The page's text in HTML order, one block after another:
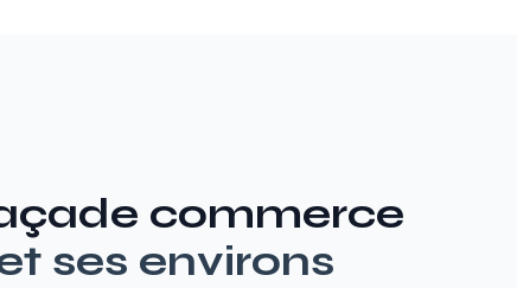
commerce
ses environs